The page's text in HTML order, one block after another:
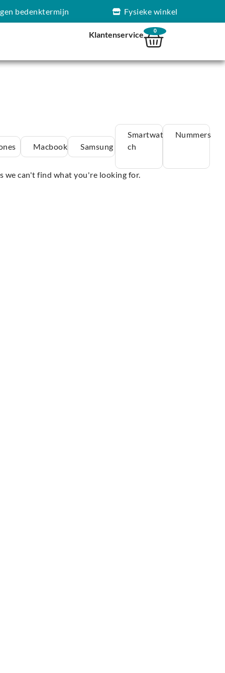
bedenktermijn Fysieke winkel
Klantenservice 0
Macbook Samsung
Smartwat
ch
Nummers
we can't find what you're looking for.